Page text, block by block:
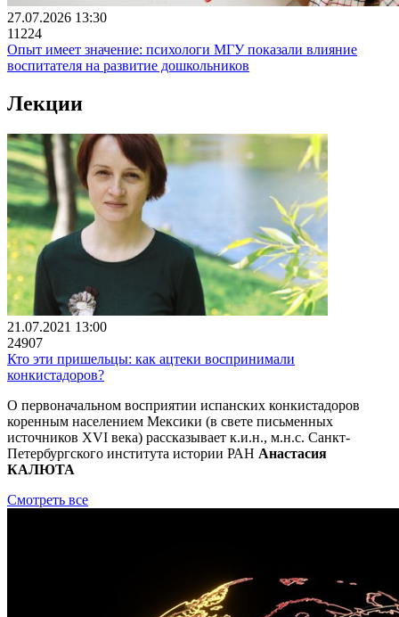
27.07.2026 13:30
11224
Опыт имеет значение: психологи МГУ показали влияние
воспитателя на развитие дошкольников
Лекции
21.07.2021 13:00
24907
Кто эти пришельцы: как ацтеки воспринимали
конкистадоров?
О первоначальном восприятии испанских конкистадоров
коренным населением Мексики (в свете письменных
источников XVI века) рассказывает к.и.н., м.н.с. Санкт-
Петербургского института истории РАН Анастасия
КАЛЮТА
Смотреть все